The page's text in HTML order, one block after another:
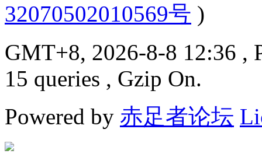
32070502010569号 )
GMT+8, 2026-8-8 12:36 ,
15 queries , Gzip On.
Powered by 赤足者论坛